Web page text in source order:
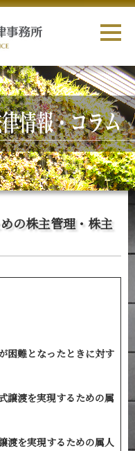
の株主管理・株主
難となったときに対す
渡を実現するための属
渡を実現するための属人